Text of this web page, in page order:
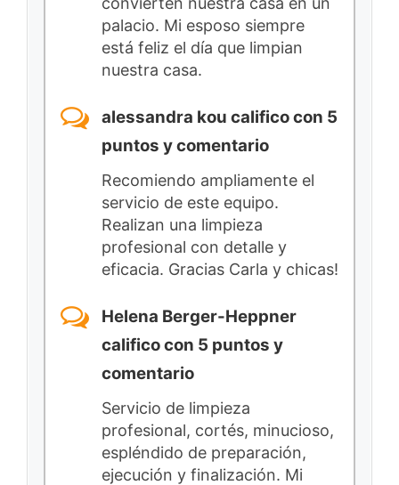
palacio. Mi esposo siempre
está feliz el día que limpian
nuestra casa.
alessandra kou califico con 5
puntos y comentario
Recomiendo ampliamente el
servicio de este equipo.
Realizan una limpieza
profesional con detalle y
eficacia. Gracias Carla y chicas!
Helena Berger-Heppner
califico con 5 puntos y
comentario
Servicio de limpieza
profesional, cortés, minucioso,
espléndido de preparación,
ejecución y finalización. Mi